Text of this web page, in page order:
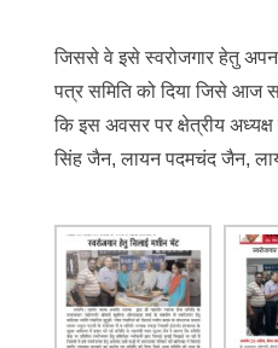
जिससे वे इसे स्वरोजगार हेतु
पत्र समिति को दिया जिसे आज
कि इस अवसर पर क्षेत्रीय
सिंह जैन, लायन पदमचंद जैन,